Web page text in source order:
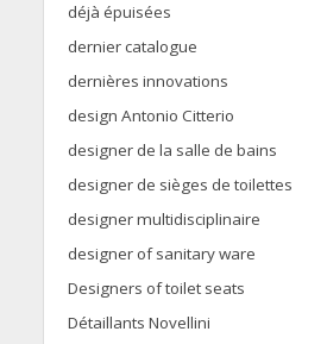
déjà épuisées
dernier catalogue
dernières innovations
design Antonio Citterio
designer de la salle de bains
designer de sièges de toilettes
designer multidisciplinaire
designer of sanitary ware
Designers of toilet seats
Détaillants Novellini